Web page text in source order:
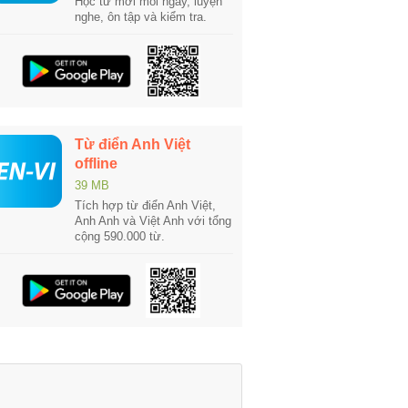
nghe, ôn tập và kiểm tra.
Từ điển Anh Việt
offline
39 MB
Tích hợp từ điển Anh Việt,
Anh Anh và Việt Anh với tổng
cộng 590.000 từ.